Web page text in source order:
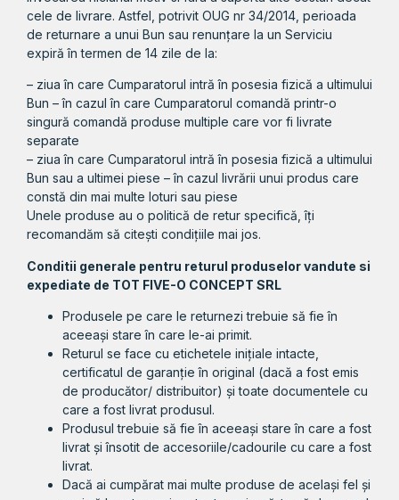
cele de livrare. Astfel, potrivit OUG nr 34/2014, perioada
de returnare a unui Bun sau renunțare la un Serviciu
expiră în termen de 14 zile de la:
– ziua în care Cumparatorul intră în posesia fizică a ultimului
Bun – în cazul în care Cumparatorul comandă printr-o
singură comandă produse multiple care vor fi livrate
separate
– ziua în care Cumparatorul intră în posesia fizică a ultimului
Bun sau a ultimei piese – în cazul livrării unui produs care
constă din mai multe loturi sau piese
Unele produse au o politică de retur specifică, îți
recomandăm să citești condițiile mai jos.
Conditii generale pentru returul produselor vandute si
expediate de TOT FIVE-O CONCEPT SRL
Produsele pe care le returnezi trebuie să fie în
aceeași stare în care le-ai primit.
Returul se face cu etichetele inițiale intacte,
certificatul de garanție în original (dacă a fost emis
de producător/ distribuitor) și toate documentele cu
care a fost livrat produsul.
Produsul trebuie să fie în aceeași stare în care a fost
livrat și însotit de accesoriile/cadourile cu care a fost
livrat.
Dacă ai cumpărat mai multe produse de același fel și